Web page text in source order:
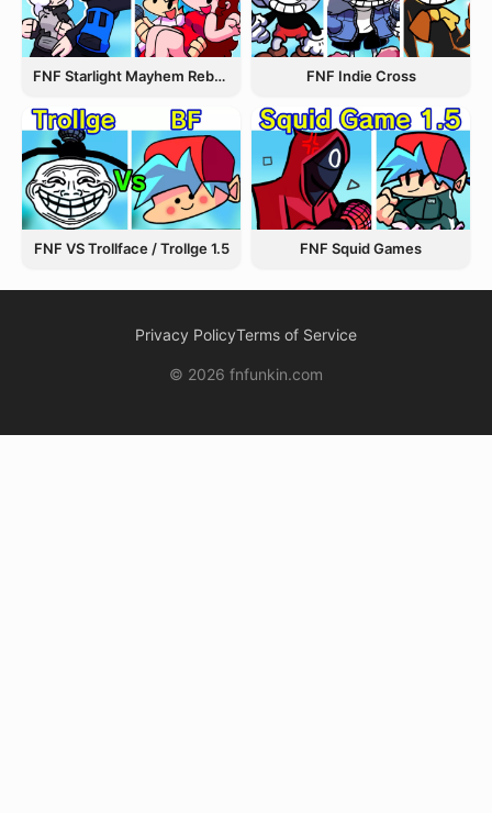
FNF Starlight Mayhem Rebooted FNF Indie Cross
FNF VS Trollface / Trollge 1.5 FNF Squid Games
Privacy PolicyTerms of Service
© 2026 fnfunkin.com